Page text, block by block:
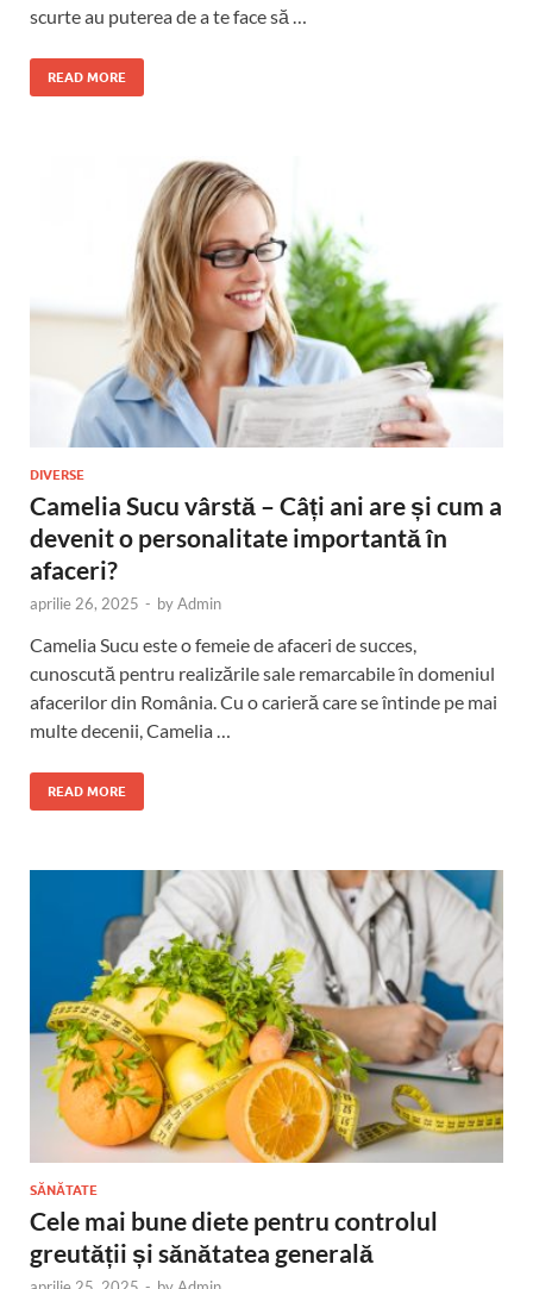
scurte au puterea de a te face să …
READ MORE
DIVERSE
Camelia Sucu vârstă – Câți ani are și cum a
devenit o personalitate importantă în
afaceri?
aprilie 26, 2025 - byAdmin
Camelia Sucu este o femeie de afaceri de succes,
cunoscută pentru realizările sale remarcabile în domeniul
afacerilor din România. Cu o carieră care se întinde pe mai
multe decenii, Camelia …
READ MORE
SĂNĂTATE
Cele mai bune diete pentru controlul
greutății și sănătatea generală